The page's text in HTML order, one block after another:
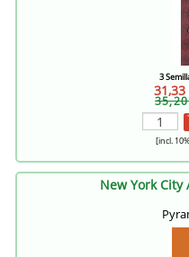
3
31,33
[incl.
New York City